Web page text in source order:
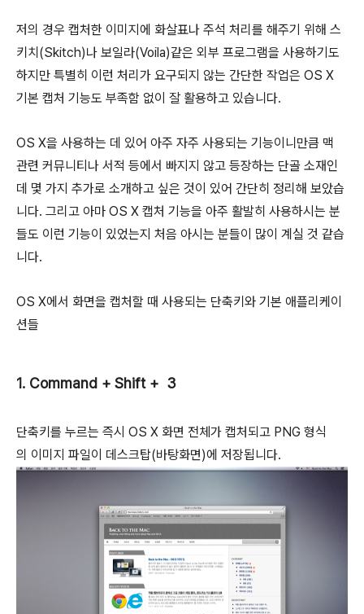
저의 경우 캡처한 이미지에 화살표나 주석 처리를 해주기 위해 스
키치(Skitch)나 보일라(Voila)같은 외부 프로그램을 사용하기도
하지만 특별히 이런 처리가 요구되지 않는 간단한 작업은 OS X
기본 캡처 기능도 부족함 없이 잘 활용하고 있습니다.
OS X을 사용하는 데 있어 아주 자주 사용되는 기능이니만큼 맥
관련 커뮤니티나 서적 등에서 빠지지 않고 등장하는 단골 소재인
데 몇 가지 추가로 소개하고 싶은 것이 있어 간단히 정리해 보았습
니다. 그리고 아마 OS X 캡처 기능을 아주 활발히 사용하시는 분
들도 이런 기능이 있었는지 처음 아시는 분들이 많이 계실 것 같습
니다.
OS X에서 화면을 캡처할 때 사용되는 단축키와 기본 애플리케이
션들
1. Command + Shift + 3
단축키를 누르는 즉시 OS X 화면 전체가 캡처되고 PNG 형식
의 이미지 파일이 데스크탑(바탕화면)에 저장됩니다.